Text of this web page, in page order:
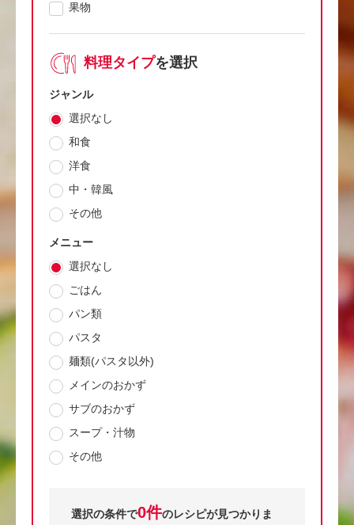
果物
料理タイプを選択
ジャンル
選択なし
和食
洋食
中・韓風
その他
メニュー
選択なし
ごはん
パン類
パスタ
麺類(パスタ以外)
メインのおかず
サブのおかず
スープ・汁物
その他
選択の条件で0件のレシピが見つかりま